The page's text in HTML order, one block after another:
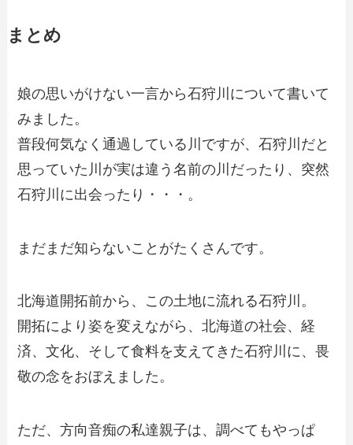
まとめ
娘の思いがけない一言から石狩川について書いて
みました。
普段何気なく通過している川ですが、石狩川だと
思っていた川が実は違う名前の川だったり、突然
石狩川に出会ったり・・・。
まだまだ知らないことがたくさんです。
北海道開拓前から、この土地に流れる石狩川。
開拓により姿を変えながら、北海道の社会、経
済、文化、そして食料を支えてきた石狩川に、畏
敬の念をおぼえました。
ただ、方向音痴の私達親子は、調べてもやっぱ